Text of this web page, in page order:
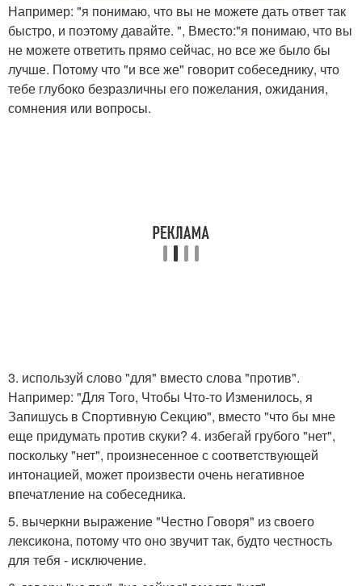
Например: "я понимаю, что вы не можете дать ответ так
быстро, и поэтому давайте. ", Вместо:"я понимаю, что вы
не можете ответить прямо сейчас, но все же было бы
лучше. Потому что "и все же" говорит собеседнику, что
тебе глубоко безразличны его пожелания, ожидания,
сомнения или вопросы.
3. используй слово "для" вместо слова "против".
Например: "Для Того, Чтобы Что-то Изменилось, я
Запишусь в Спортивную Секцию", вместо "что бы мне
еще придумать против скуки? 4. избегай грубого "нет",
поскольку "нет", произнесенное с соответствующей
интонацией, может произвести очень негативное
впечатление на собеседника.
5. вычеркни выражение "Честно Говоря" из своего
лексикона, потому что оно звучит так, будто честность
для тебя - исключение.